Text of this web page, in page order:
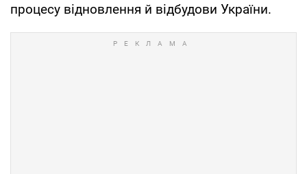
процесу відновлення й відбудови України.